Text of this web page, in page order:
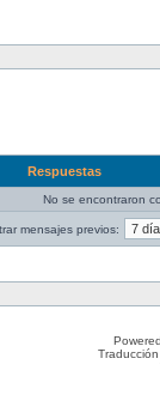
Respuestas
No se encontraron
mensajes previos: